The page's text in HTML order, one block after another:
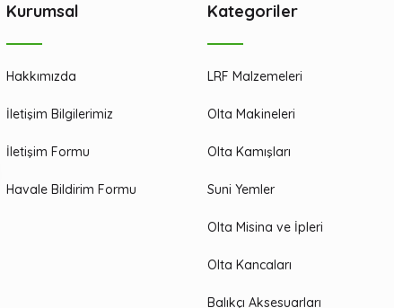
Kurumsal
Hakkımızda
İletişim Bilgilerimiz
İletişim Formu
Havale Bildirim Formu
Kategoriler
LRF Malzemeleri
Olta Makineleri
Olta Kamışları
Suni Yemler
Olta Misina ve İpleri
Olta Kancaları
Balıkçı Aksesuarları